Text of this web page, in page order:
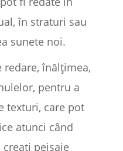
în straturi sau
sunete noi.
redare, înălțimea,
pentru a
texturi, care pot
atunci când
peisaje